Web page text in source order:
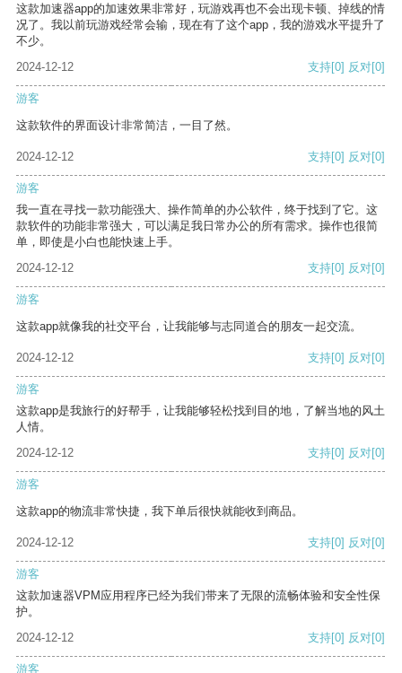
这款加速器app的加速效果非常好，玩游戏再也不会出现卡顿、掉线的情
况了。我以前玩游戏经常会输，现在有了这个app，我的游戏水平提升了
不少。
2024-12-12
支持[0] 反对[0]
游客
这款软件的界面设计非常简洁，一目了然。
2024-12-12 支持[0] 反对[0]
游客
我一直在寻找一款功能强大、操作简单的办公软件，终于找到了它。这
款软件的功能非常强大，可以满足我日常办公的所有需求。操作也很简
单，即使是小白也能快速上手。
2024-12-12
支持[0] 反对[0]
游客
这款app就像我的社交平台，让我能够与志同道合的朋友一起交流。
2024-12-12 支持[0] 反对[0]
游客
这款app是我旅行的好帮手，让我能够轻松找到目的地，了解当地的风土
人情。
2024-12-12
支持[0] 反对[0]
游客
这款app的物流非常快捷，我下单后很快就能收到商品。
2024-12-12 支持[0] 反对[0]
游客
这款加速器VPM应用程序已经为我们带来了无限的流畅体验和安全性保
护。
2024-12-12
支持[0] 反对[0]
游客